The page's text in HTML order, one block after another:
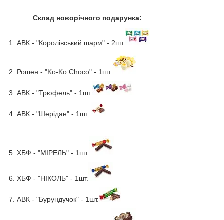
Склад новорічного подарунка:
1. АВК - "Королівський шарм" - 2шт.
2. Рошен - "Ko-Ko Choco" - 1шт.
3. АВК - "Трюфель" - 1шт.
4. АВК - "Шерідан" - 1шт.
5. ХБФ - "МІРЕЛЬ" - 1шт.
6. ХБФ - "НІКОЛЬ" - 1шт.
7. АВК - "Бурундучок" - 1шт.